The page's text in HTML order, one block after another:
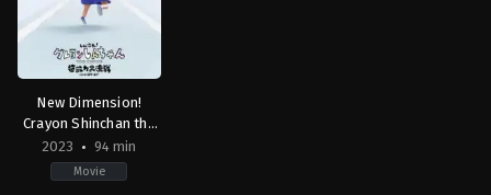
New Dimension!
Crayon Shinchan the
Movie: Battle of
Supernatural Powers
~Flying Sushi~
2023 94 min
Movie